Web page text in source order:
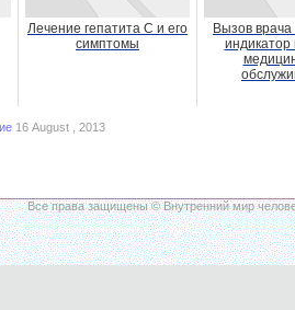
Лечение гепатита С и его
симптомы
Вызов врача
индикатор
16 August , 2013
Все права защищены © Внутренний мир